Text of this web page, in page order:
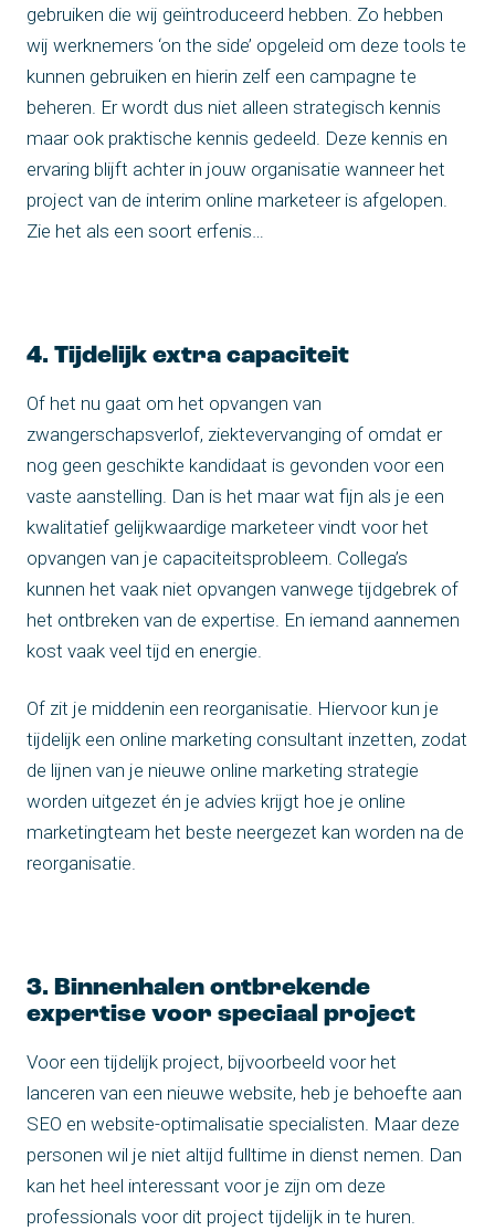
gebruiken die wij geïntroduceerd hebben. Zo hebben
wij werknemers ‘on the side’ opgeleid om deze tools te
kunnen gebruiken en hierin zelf een campagne te
beheren. Er wordt dus niet alleen strategisch kennis
maar ook praktische kennis gedeeld. Deze kennis en
ervaring blijft achter in jouw organisatie wanneer het
project van de interim online marketeer is afgelopen.
Zie het als een soort erfenis…
4. Tijdelijk extra capaciteit
Of het nu gaat om het opvangen van
zwangerschapsverlof, ziektevervanging of omdat er
nog geen geschikte kandidaat is gevonden voor een
vaste aanstelling. Dan is het maar wat fijn als je een
kwalitatief gelijkwaardige marketeer vindt voor het
opvangen van je capaciteitsprobleem. Collega’s
kunnen het vaak niet opvangen vanwege tijdgebrek of
het ontbreken van de expertise. En iemand aannemen
kost vaak veel tijd en energie.
Of zit je middenin een reorganisatie. Hiervoor kun je
tijdelijk een online marketing consultant inzetten, zodat
de lijnen van je nieuwe online marketing strategie
worden uitgezet én je advies krijgt hoe je online
marketingteam het beste neergezet kan worden na de
reorganisatie.
3. Binnenhalen ontbrekende
expertise voor speciaal project
Voor een tijdelijk project, bijvoorbeeld voor het
lanceren van een nieuwe website, heb je behoefte aan
SEO en website-optimalisatie specialisten. Maar deze
personen wil je niet altijd fulltime in dienst nemen. Dan
kan het heel interessant voor je zijn om deze
professionals voor dit project tijdelijk in te huren.